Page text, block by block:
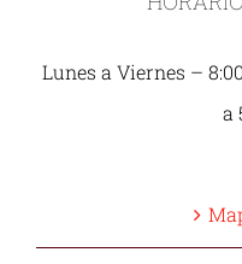
Lunes a Viernes –
a